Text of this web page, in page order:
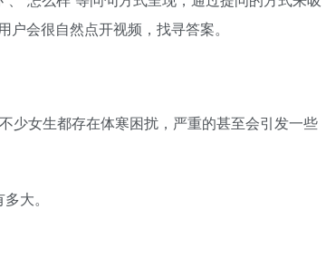
会很自然点开视频，找寻答案。
少女生都存在体寒困扰，严重的甚至会引发一些
大。